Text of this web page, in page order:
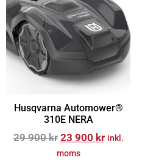
Husqvarna Automower®
310E NERA
29 900kr 23 900 kr inkl.
moms